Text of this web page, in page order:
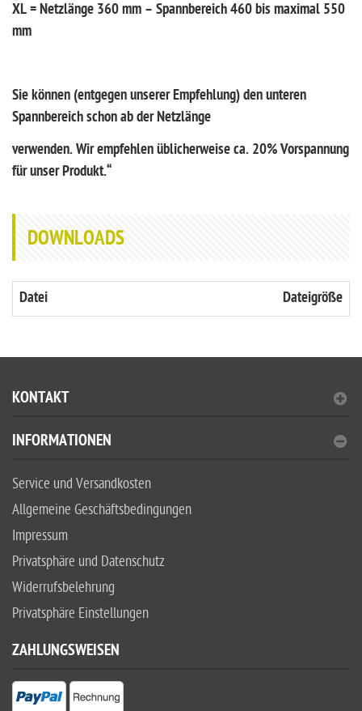
XL = Netzlänge 360 mm – Spannbereich 460 bis maximal 550
mm
Sie können (entgegen unserer Empfehlung) den unteren
Spannbereich schon ab der Netzlänge
verwenden. Wir empfehlen üblicherweise ca. 20% Vorspannung
für unser Produkt.“
DOWNLOADS
Datei Dateigröße
KONTAKT
INFORMATIONEN
Service und Versandkosten
Allgemeine Geschäftsbedingungen
Impressum
Privatsphäre und Datenschutz
Widerrufsbelehrung
Privatsphäre Einstellungen
ZAHLUNGSWEISEN